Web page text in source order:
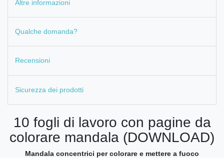
Altre informazioni
Qualche domanda?
Recensioni
Sicurezza dei prodotti
10 fogli di lavoro con pagine da
colorare mandala (DOWNLOAD)
Mandala concentrici per colorare e mettere a fuoco